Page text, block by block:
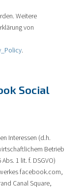
Weitere
von
.
Social
Interessen (d.h.
Betrieb
1 lit. f. DSGVO)
facebook.com,
Canal Square,